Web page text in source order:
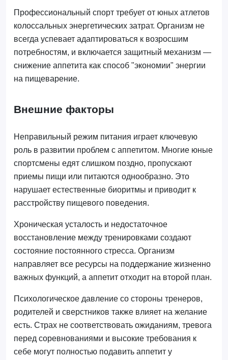
Профессиональный спорт требует от юных атлетов
колоссальных энергетических затрат. Организм не
всегда успевает адаптироваться к возросшим
потребностям, и включается защитный механизм —
снижение аппетита как способ "экономии" энергии
на пищеварение.
Внешние факторы
Неправильный режим питания играет ключевую
роль в развитии проблем с аппетитом. Многие юные
спортсмены едят слишком поздно, пропускают
приемы пищи или питаются однообразно. Это
нарушает естественные биоритмы и приводит к
расстройству пищевого поведения.
Хроническая усталость и недостаточное
восстановление между тренировками создают
состояние постоянного стресса. Организм
направляет все ресурсы на поддержание жизненно
важных функций, а аппетит отходит на второй план.
Психологическое давление со стороны тренеров,
родителей и сверстников также влияет на желание
есть. Страх не соответствовать ожиданиям, тревога
перед соревнованиями и высокие требования к
себе могут полностью подавить аппетит у